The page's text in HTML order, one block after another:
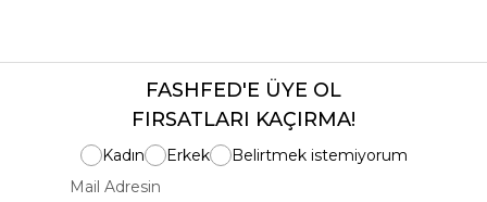
FASHFED'E ÜYE OL
FIRSATLARI KAÇIRMA!
Kadın Erkek
Belirtmek istemiyorum
Mail Adresin